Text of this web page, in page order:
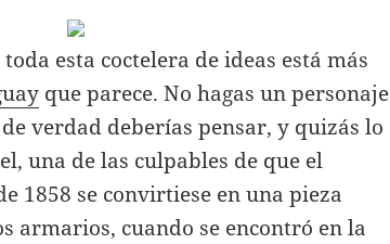
esta coctelera de ideas está más
que parece. No hagas un personaje
verdad deberías pensar, y quizás lo
una de las culpables de que el
1858 se convirtiese en una pieza
armarios, cuando se encontró en la